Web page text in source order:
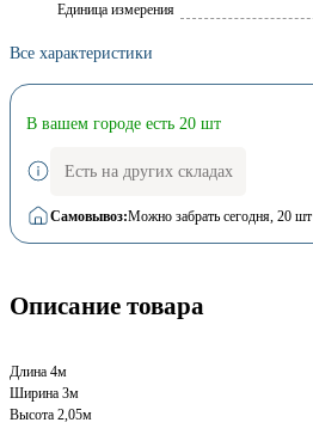
Единица измерения
Все характеристики
В вашем городе есть 20 шт
Есть на других складах
Самовывоз:Можно забрать сегодня, 20 шт
Описание товара
Длина 4м
Ширина 3м
Высота 2,05м